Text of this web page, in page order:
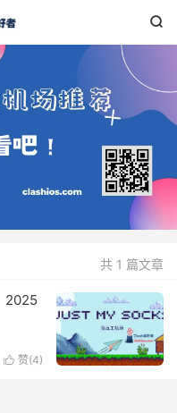

共 1 篇文章
2025
 赞(4)